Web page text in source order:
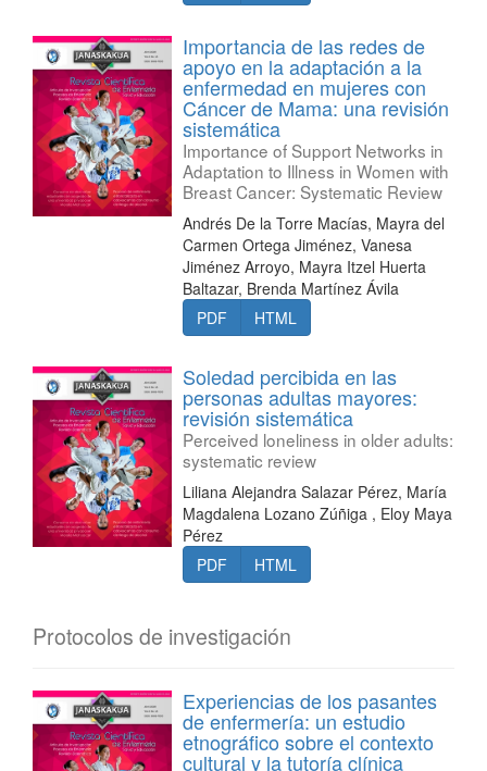
Importancia de las redes de
apoyo en la adaptación a la
enfermedad en mujeres con
Cáncer de Mama: una revisión
sistemática
Importance of Support Networks in
Adaptation to Illness in Women with
Breast Cancer: Systematic Review
Andrés De la Torre Macías, Mayra del
Carmen Ortega Jiménez, Vanesa
Jiménez Arroyo, Mayra Itzel Huerta
Baltazar, Brenda Martínez Ávila
PDF
HTML
Soledad percibida en las
personas adultas mayores:
revisión sistemática
Perceived loneliness in older adults:
systematic review
Liliana Alejandra Salazar Pérez, María
Magdalena Lozano Zúñiga , Eloy Maya
Pérez
PDF
HTML
Protocolos de investigación
Experiencias de los pasantes
de enfermería: un estudio
etnográfico sobre el contexto
cultural y la tutoría clínica